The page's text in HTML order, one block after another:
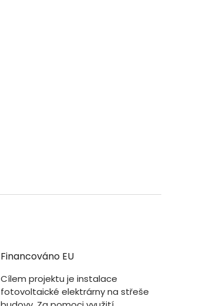
Financováno EU
Cílem projektu je instalace
fotovoltaické elektrárny na střeše